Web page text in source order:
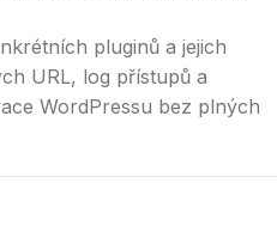
pluginů a jejich
URL, log přístupů a
WordPressu bez plných